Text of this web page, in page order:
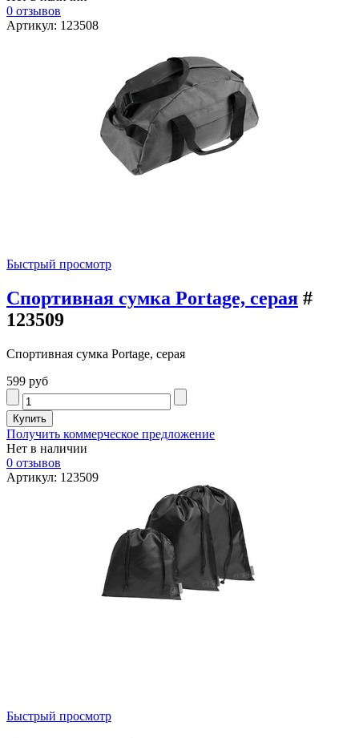
0 отзывов
Артикул: 123508
Быстрый просмотр
Спортивная сумка Portage, серая #
123509
Спортивная сумка Portage, серая
599 руб
Получить коммерческое предложение
Нет в наличии
0 отзывов
Артикул: 123509
Быстрый просмотр